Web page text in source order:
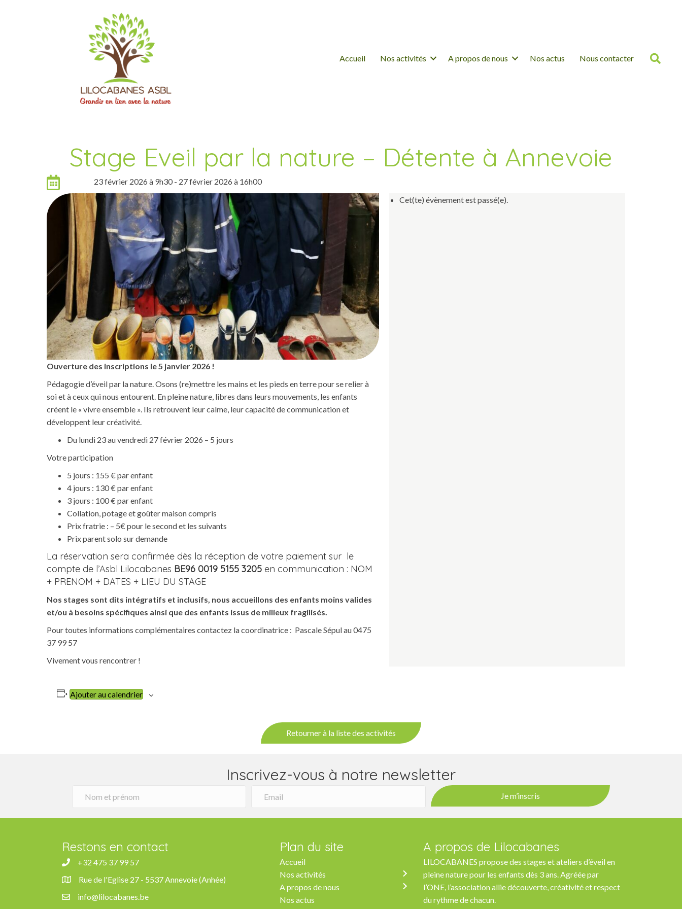
Accueil Nos activités A propos de nous Nos actus Nous contacter
Stage Eveil par la nature – Détente à Annevoie
Date 23 février 2026 à 9h30- 27 février 2026 à 16h00
Ouverture des inscriptions le 5 janvier 2026 !
Pédagogie d’éveil par la nature. Osons (re)mettre les mains et les pieds en terre pour se relier à
soi et à ceux qui nous entourent. En pleine nature, libres dans leurs mouvements, les enfants
créent le « vivre ensemble ». Ils retrouvent leur calme, leur capacité de communication et
développent leur créativité.
Du lundi 23 au vendredi 27 février 2026 – 5 jours
Votre participation
5 jours : 155 € par enfant
4 jours : 130 € par enfant
3 jours : 100 € par enfant
Collation, potage et goûter maison compris
Prix fratrie : – 5€ pour le second et les suivants
Prix parent solo surdemande
La réservation sera confirmée dès la réception de votre paiement sur le
compte de l’Asbl Lilocabanes BE96 0019 5155 3205 en communication : NOM
+ PRENOM + DATES + LIEU DU STAGE
Nos stages sont dits intégratifs et inclusifs, nous accueillons des enfants moins valides
et/ou à besoins spécifiques ainsi que des enfants issus de milieux fragilisés.
Pour toutes informations complémentaires contactez la coordinatrice : Pascale Sépul au 0475
37 99 57
Vivement vous rencontrer !
Cet(te) évènement est passé(e).
Ajouter au calendrier
Retourner à la liste des activités
Inscrivez-vous à notre newsletter
Je m’inscris
Restons en contact
+32 475 37 99 57
+32 475 37 99 57
Rue de l'Eglise 27, 5537 Anhée
Rue de l'Eglise 27 - 5537 Annevoie (Anhée)
info@lilocabanes.be
info@lilocabanes.be
Plan du site
Accueil
Nos activités
A propos de nous
Nos actus
A propos de Lilocabanes
LILOCABANES propose des stages et ateliers d’éveil en
pleine nature pour les enfants dès 3 ans. Agréée par
l’ONE, l’association allie découverte, créativité et respect
du rythme de chacun.